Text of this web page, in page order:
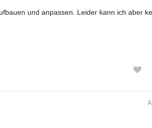
und anpassen. Leider kann ich aber